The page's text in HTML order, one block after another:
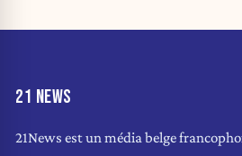
21 NEWS
21News est un média belge